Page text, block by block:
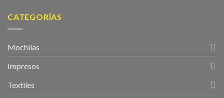
CATEGORÍAS
Mochilas
Impresos
Textiles